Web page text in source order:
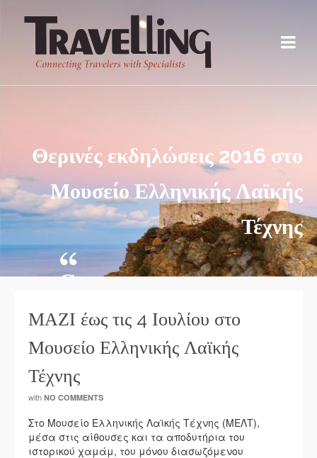
Θερινές εκδηλώσεις 2016 στο
Μουσείο Ελληνικής Λαϊκής
Τέχνης
ΜΑΖΙ έως τις 4 Ιουλίου στο
Μουσείο Ελληνικής Λαϊκής
Τέχνης
with NO COMMENTS
Στο Μουσείο Ελληνικής Λαϊκής Τέχνης (ΜΕΛΤ),
μέσα στις αίθουσες και τα αποδυτήρια του
ιστορικού χαμάμ, του μόνου διασωζόμενου